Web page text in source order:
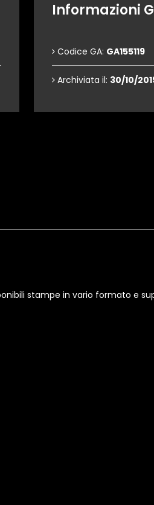
Informazioni
Codice GA: GA155119
Archiviata il: 30/10/
stampe in vario formato e